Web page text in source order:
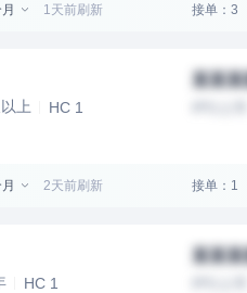
1天前刷新 接单：3
上 HC 1
某某
2天前刷新 接单：1
HC 1
某某